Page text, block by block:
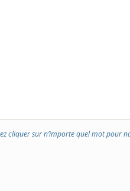
cliquer sur n’importe quel mot pour